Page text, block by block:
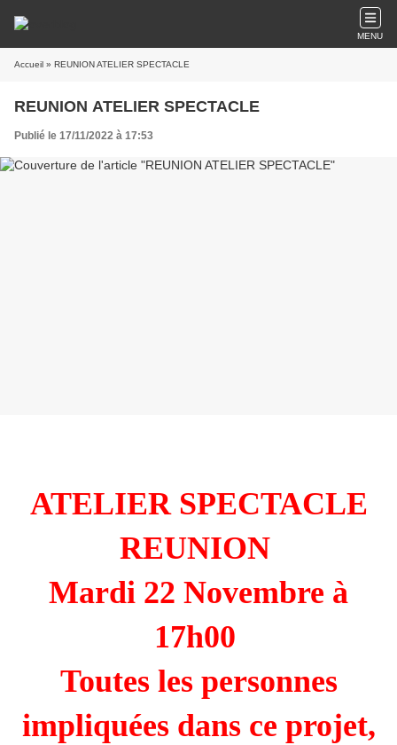
MENU
Accueil » REUNION ATELIER SPECTACLE
REUNION ATELIER SPECTACLE
Publié le 17/11/2022 à 17:53
ATELIER SPECTACLE
REUNION
Mardi 22 Novembre à
17h00
Toutes les personnes
impliquées dans ce projet,